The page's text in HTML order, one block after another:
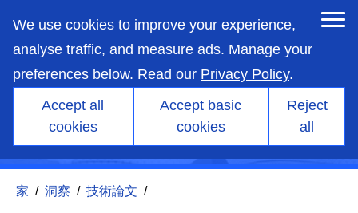
We use cookies to improve your experience,
analyse traffic, and measure ads. Manage your
preferences below. Read our Privacy Policy.
Accept all
cookies
Accept basic
cookies
Reject
all
main
content
水素内燃機関の熱境界条件の
計算
家 / 洞察 / 技術論文 /